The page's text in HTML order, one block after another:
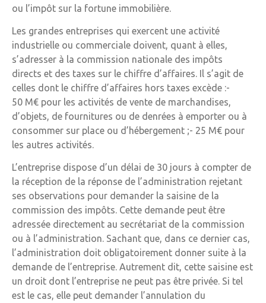
ou l’impôt sur la fortune immobilière.
Les grandes entreprises qui exercent une activité
industrielle ou commerciale doivent, quant à elles,
s’adresser à la commission nationale des impôts
directs et des taxes sur le chiffre d’affaires. Il s’agit de
celles dont le chiffre d’affaires hors taxes excède :-
50 M€ pour les activités de vente de marchandises,
d’objets, de fournitures ou de denrées à emporter ou à
consommer sur place ou d’hébergement ;- 25 M€ pour
les autres activités.
L’entreprise dispose d’un délai de 30 jours à compter de
la réception de la réponse de l’administration rejetant
ses observations pour demander la saisine de la
commission des impôts. Cette demande peut être
adressée directement au secrétariat de la commission
ou à l’administration. Sachant que, dans ce dernier cas,
l’administration doit obligatoirement donner suite à la
demande de l’entreprise. Autrement dit, cette saisine est
un droit dont l’entreprise ne peut pas être privée. Si tel
est le cas, elle peut demander l’annulation du